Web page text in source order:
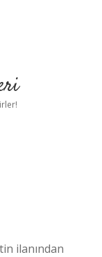
ilanından